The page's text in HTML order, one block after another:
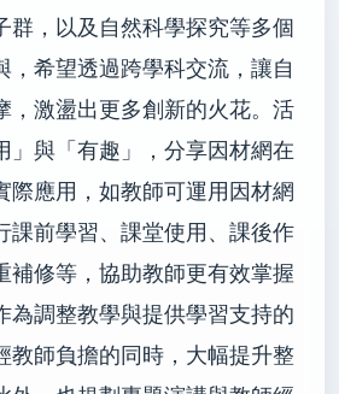
群，以及自然科學探究等多個
，希望透過跨學科交流，讓自
，激盪出更多創新的火花。活
」與「有趣」，分享因材網在
際應用，如教師可運用因材網
課前學習、課堂使用、課後作
補修等，協助教師更有效掌握
為調整教學與提供學習支持的
教師負擔的同時，大幅提升整